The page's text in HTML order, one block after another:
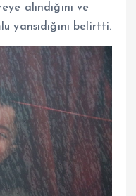
alındığını ve
yansıdığını belirtti.